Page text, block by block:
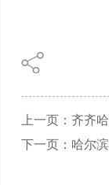
上一页：齐齐
下一页：哈尔